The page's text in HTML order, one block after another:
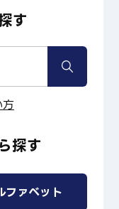
す
方
探す
ファベット